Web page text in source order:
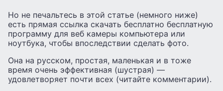
Но не печальтесь в этой статье (немного ниже)
есть прямая ссылка скачать бесплатно бесплатную
программу для веб камеры компьютера или
ноутбука, чтобы впоследствии сделать фото.
Она на русском, простая, маленькая и в тоже
время очень эффективная (шустрая) —
удовлетворяет почти всех (читайте комментарии).